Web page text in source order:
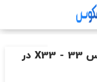
محتوای
بهترین تعمیرگاه های ایکس 33 - X33 در